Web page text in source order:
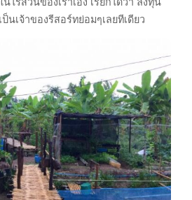
นเจ้าของรีสอร์ทย่อมๆเลยทีเดียว